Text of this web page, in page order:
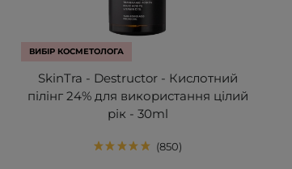
ВИБІР КОСМЕТОЛОГА
SkinTra - Destructor - Кислотний
пілінг 24% для використання цілий
рік - 30ml
850